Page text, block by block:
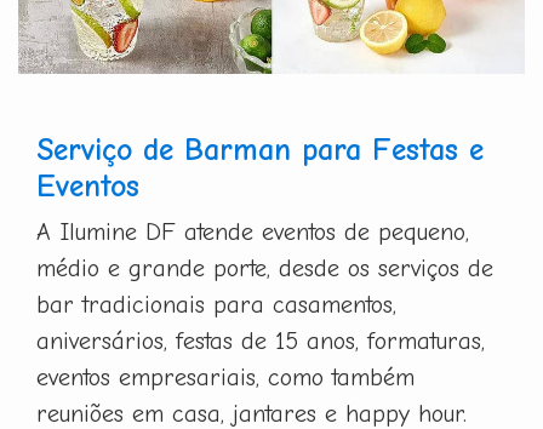
Serviço de Barman para Festas e
Eventos
A Ilumine DF atende eventos de pequeno,
médio e grande porte, desde os serviços de
bar tradicionais para casamentos,
aniversários, festas de 15 anos, formaturas,
eventos empresariais, como também
reuniões em casa, jantares e happy hour.